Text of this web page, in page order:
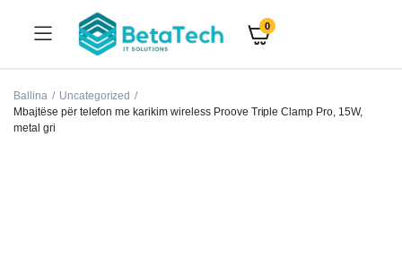
0
Ballina
Uncategorized
Mbajtëse për telefon me karikim wireless Proove Triple Clamp Pro, 15W,
metal gri